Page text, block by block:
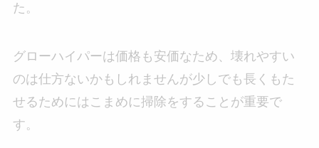
た。
グローハイパーは価格も安価なため、壊れやすい
のは仕方ないかもしれませんが少しでも長くもた
せるためにはこまめに掃除をすることが重要で
す。